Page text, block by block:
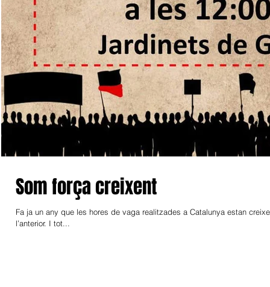
Som força creixent
Fa ja un any que les hores de vaga realitzades a Catalunya estan
l’anterior. I tot...